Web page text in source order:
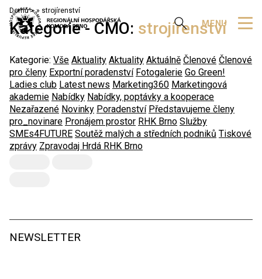
Zobrazit vyhledávání
MENU
Domů » strojírenství
Kategorie - CMO: strojírenství
Kategorie: Vše Aktuality Aktuality Aktuálně Členové Členové
pro členy Exportní poradenství Fotogalerie Go Green!
Ladies club Latest news Marketing360 Marketingová
akademie Nabídky Nabídky, poptávky a kooperace
Nezařazené Novinky Poradenství Představujeme členy
pro_novinare Pronájem prostor RHK Brno Služby
SMEs4FUTURE Soutěž malých a středních podniků Tiskové
zprávy Zpravodaj Hrdá RHK Brno
NEWSLETTER